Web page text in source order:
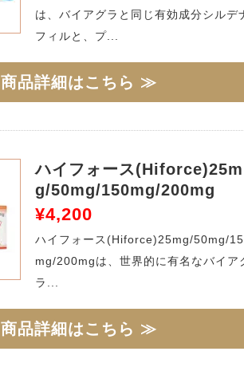
は、バイアグラと同じ有効成分シルデ
フィルと、プ...
商品詳細はこちら ≫
ハイフォース(Hiforce)25m
g/50mg/150mg/200mg
¥4,200
ハイフォース(Hiforce)25mg/50mg/
mg/200mgは、世界的に有名なバイア
ラ...
商品詳細はこちら ≫